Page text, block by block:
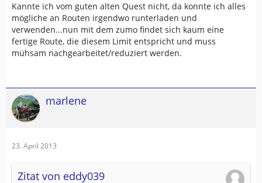
Kannte ich vom guten alten Quest nicht, da konnte ich alles
mögliche an Routen irgendwo runterladen und
verwenden...nun mit dem zumo findet sich kaum eine
fertige Route, die diesem Limit entspricht und muss
mühsam nachgearbeitet/reduziert werden.
marlene
23. April 2013
Zitat von eddy039